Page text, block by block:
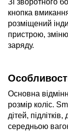
Зі зворотного
кнопка
розміщений
пристрою,
заряду.
Основна
розмір коліс.
дітей,
середньою